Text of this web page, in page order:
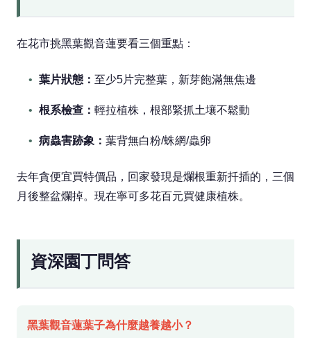
在花市挑黑葉觀音蓮要看三個重點：
葉片狀態： 至少5片完整葉，新芽飽滿無焦邊
根系檢查： 輕拉植株，根部緊抓土壤不鬆動
病蟲害跡象： 葉背無白粉/蛛網/蟲卵
去年貪便宜買特價品，回家發現是爛根重新扦插的，三個
月後整盆爛掉。現在寧可多花百元買健康植株。
資深園丁問答
黑葉觀音蓮葉子為什麼越養越小？